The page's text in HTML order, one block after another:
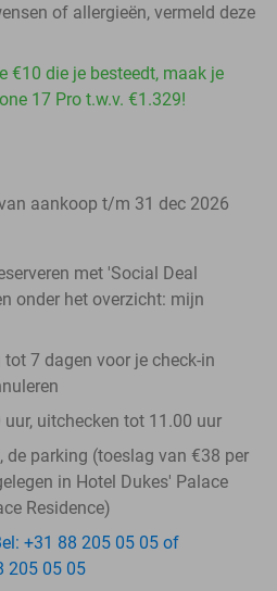
of allergieën, vermeld deze
€10 die je besteedt, maak je
17 Pro t.w.v. €1.329!
aankoop t/m 31 dec 2026
met 'Social Deal
onder het overzicht: mijn
7 dagen voor je check-in
uitchecken tot 11.00 uur
de parking (toeslag van €38 per
in Hotel Dukes' Palace
Residence)
+31 88 205 05 05 of
205 05 05